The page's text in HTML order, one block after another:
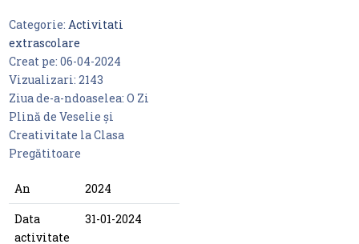
Categorie: Activitati
extrascolare
Creat pe: 06-04-2024
Vizualizari: 2143
Ziua de-a-ndoaselea: O Zi
Plină de Veselie și
Creativitate la Clasa
Pregătitoare
An
2024
Data
activitate
31-01-2024